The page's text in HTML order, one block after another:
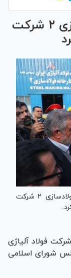
قالیباف طرح توسعه فولادسازی ۲ شرکت
رئیس مجلس شورای اسلامی طرح توسعه فولادسازی ۲ شرکت
طرح توسعه فولادسازی ۲ شرکت فولاد آلیاژی
شورای اسلامی